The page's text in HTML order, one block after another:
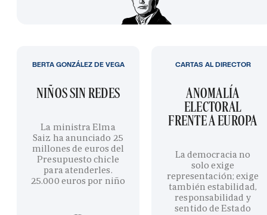
NIÑOS SIN REDES
La ministra Elma
Saiz ha anunciado 25
millones de euros del
Presupuesto chicle
para atenderles.
25.000 euros por niño
BERTA GONZÁLEZ DE VEGA
ANOMALÍA
ELECTORAL
FRENTE A EUROPA
La democracia no
solo exige
representación; exige
también estabilidad,
responsabilidad y
sentido de Estado
CARTAS AL DIRECTOR